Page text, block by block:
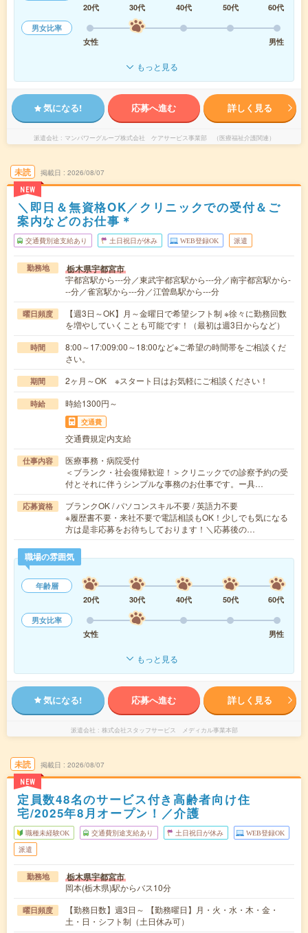
20代 30代 40代 50代
60代
男女比率
女性
男性
もっと見る
気になる! 応募へ進む 詳しく見る
派遣会社 マンパワーグループ株式会社 ケアサービス事業部 （医療福祉介護関連）
未読
NEW
掲載日 2026/08/07
＼即日＆無資格OK／クリニックでの受付＆ご
案内などのお仕事＊
交通費別途支給あり 土日祝日が休み WEB登録OK 派遣
勤務地 栃木県宇都宮市
宇都宮駅から---分／東武宇都宮駅から---分／南宇都宮駅から-
--分／雀宮駅から---分／江曽島駅から---分
曜日頻度
【週3日～OK】月～金曜日で希望シフト制 ※徐々に勤務回数
を増やしていくことも可能です！（最初は週3日からなど）
時間
8:00～17:009:00～18:00など※ご希望の時間帯をご相談くだ
さい。
期間 2ヶ月～OK ※スタート日はお気軽にご相談ください！
時給 時給1300円～
交通費
交通費規定内支給
仕事内容
医療事務・病院受付
＜ブランク・社会復帰歓迎！＞クリニックでの診察予約の受
付とそれに伴うシンプルな事務のお仕事です。ー具…
応募資格
ブランクOK / パソコンスキル不要 / 英語力不要
※履歴書不要・来社不要で電話相談もOK！少しでも気になる
方は是非応募をお待ちしております！＼応募後の…
職場の雰囲気
年齢層
20代
30代 40代 50代
60代
男女比率
女性
男性
もっと見る
気になる! 応募へ進む 詳しく見る
派遣会社 株式会社スタッフサービス メディカル事業本部
未読
NEW
掲載日 2026/08/07
定員数48名のサービス付き高齢者向け住
宅/2025年8月オープン！／介護
職種未経験OK 交通費別途支給あり 土日祝日が休み WEB登録OK
派遣
勤務地 栃木県宇都宮市
岡本(栃木県)駅からバス10分
曜日頻度
【勤務日数】週3日～ 【勤務曜日】月・火・水・木・金・
土・日・シフト制（土日休み可）